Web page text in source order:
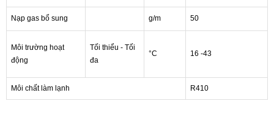
Nạp gas bổ sung g/m 50
Môi trường hoạt
động
Tối thiểu - Tối
đa
°C 16 -43
Môi chất làm lạnh R410